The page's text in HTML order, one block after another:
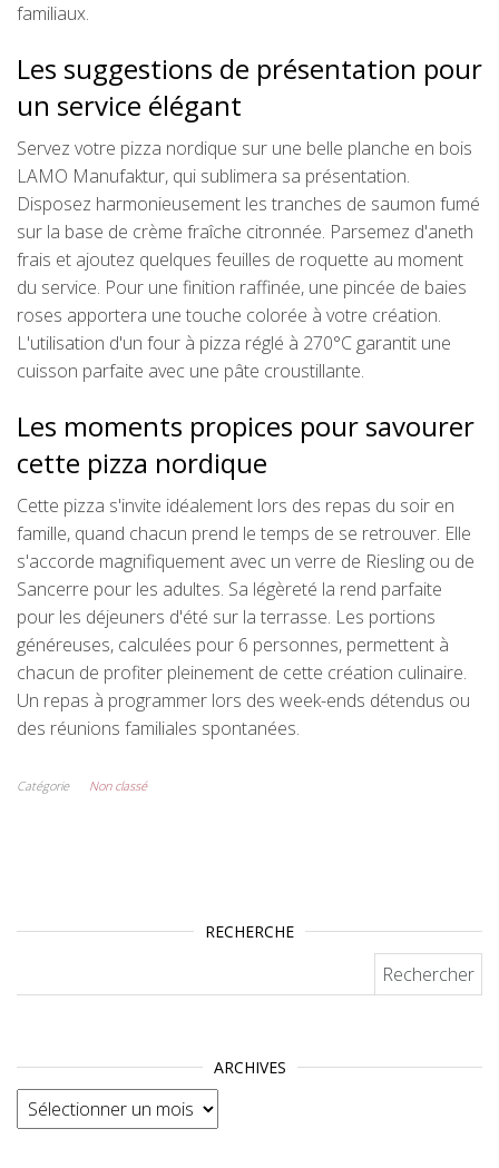
familiaux.
Les suggestions de présentation pour
un service élégant
Servez votre pizza nordique sur une belle planche en bois
LAMO Manufaktur, qui sublimera sa présentation.
Disposez harmonieusement les tranches de saumon fumé
sur la base de crème fraîche citronnée. Parsemez d'aneth
frais et ajoutez quelques feuilles de roquette au moment
du service. Pour une finition raffinée, une pincée de baies
roses apportera une touche colorée à votre création.
L'utilisation d'un four à pizza réglé à 270°C garantit une
cuisson parfaite avec une pâte croustillante.
Les moments propices pour savourer
cette pizza nordique
Cette pizza s'invite idéalement lors des repas du soir en
famille, quand chacun prend le temps de se retrouver. Elle
s'accorde magnifiquement avec un verre de Riesling ou de
Sancerre pour les adultes. Sa légèreté la rend parfaite
pour les déjeuners d'été sur la terrasse. Les portions
généreuses, calculées pour 6 personnes, permettent à
chacun de profiter pleinement de cette création culinaire.
Un repas à programmer lors des week-ends détendus ou
des réunions familiales spontanées.
Catégorie Non classé
RECHERCHE
ARCHIVES
Archives